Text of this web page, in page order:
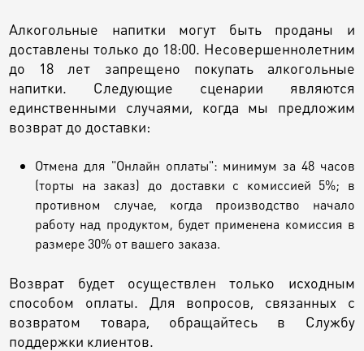
Алкогольные напитки могут быть проданы и
доставлены только до 18:00. Несовершеннолетним
до 18 лет запрещено покупать алкогольные
напитки. Следующие сценарии являются
единственными случаями, когда мы предложим
возврат до доставки:
Отмена для "Онлайн оплаты": минимум за 48 часов
(торты на заказ) до доставки с комиссией 5%; в
противном случае, когда производство начало
работу над продуктом, будет применена комиссия в
размере 30% от вашего заказа.
Возврат будет осуществлен только исходным
способом оплаты. Для вопросов, связанных с
возвратом товара, обращайтесь в Службу
поддержки клиентов.